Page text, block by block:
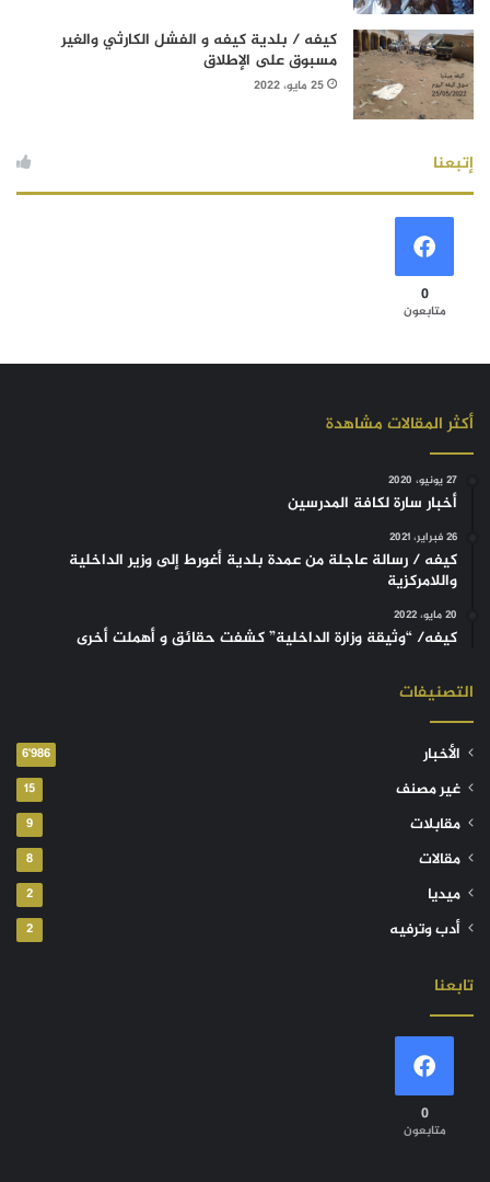
كيفه / بلدية كيفه و الفشل الكارثي والغير
مسبوق على الإطلاق
25 مايو، 2022
إتبعنا
0
متابعون
أكثر المقالات مشاهدة
27 يونيو، 2020
أخبار سارة لكافة المدرسين
26 فبراير، 2021
كيفه / رسالة عاجلة من عمدة بلدية أغورط إلى وزير الداخلية
واللامركزية
20 مايو، 2022
كيفه/ “وثيقة وزارة الداخلية” كشفت حقائق و أهملت أخرى
التصنيفات
الأخبار 6٬986
غير مصنف 15
مقابلات 9
مقالات 8
ميديا 2
أدب وترفيه 2
تابعنا
0
متابعون